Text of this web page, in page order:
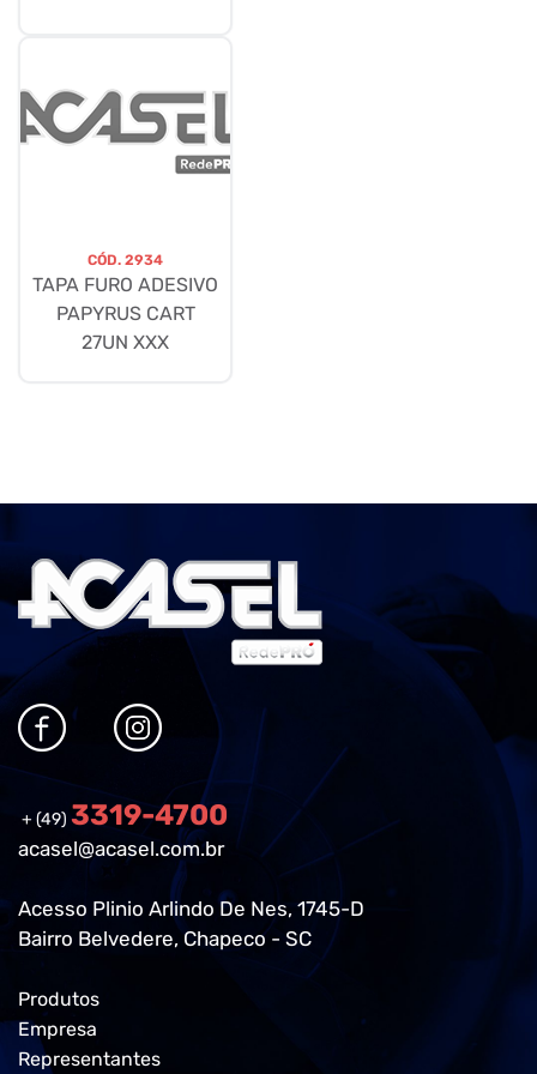
CÓD. 2934
TAPA FURO ADESIVO
PAPYRUS CART
27UN XXX
+ (49) 3319-4700
acasel@acasel.com.br
Acesso Plinio Arlindo De Nes, 1745-D
Bairro Belvedere, Chapeco - SC
Produtos
Empresa
Representantes